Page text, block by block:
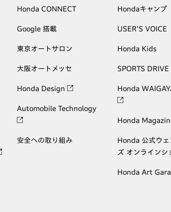
Honda CONNECT
Google 搭載
東京オートサロン
大阪オートメッセ
Honda Design
Automobile Technology
安全への取り組み
Hondaキャンプ
USER'S VOICE
Honda Kids
SPORTS DRIVE
Honda
Honda
Honda 公式ウェ
ズ オンラインシ
Honda Art